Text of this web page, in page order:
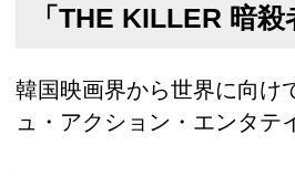
「THE KILLER 暗殺
韓国映画界から世界に向け
ュ・アクション・エンタテ